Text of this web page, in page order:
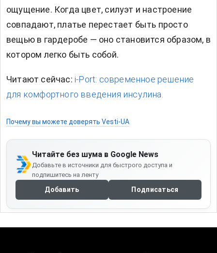
ощущение. Когда цвет, силуэт и настроение
совпадают, платье перестает быть просто
вещью в гардеробе — оно становится образом, в
котором легко быть собой.
Читают сейчас: i-Port: современное решение
для комфортного введения инсулина.
Почему вы можете доверять Vesti-UA
Читайте без шума в Google News
Добавьте в источники для быстрого доступа и
подпишитесь на ленту
Добавить Подписаться